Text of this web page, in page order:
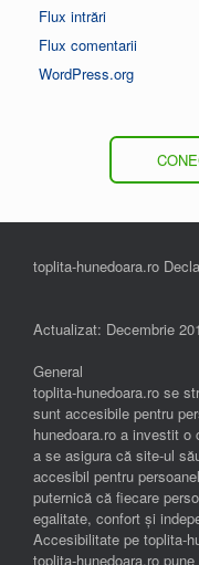
Flux intrări
Flux comentarii
WordPress.org
toplita-hunedoara.ro
Actualizat: Decembrie
General
toplita-hunedoara.ro se
sunt accesibile pentru
hunedoara.ro a investit
a se asigura că site-ul
accesibil pentru
puternică că fiecare
egalitate, confort și
Accesibilitate pe toplita-
toplita-hunedoara.ro